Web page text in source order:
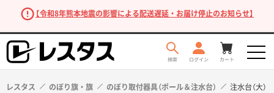
【令和8年熊本地震の影響による配送遅延・お届け停止のお知らせ】
レスタス のぼり旗・旗 のぼり取付器具（ポール＆注水台） 注水台（大）